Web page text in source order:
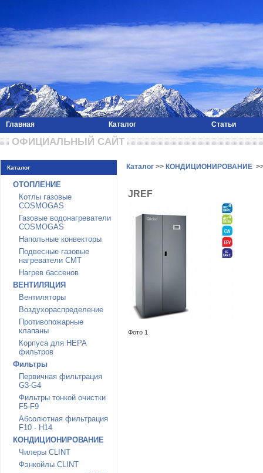
Главная Каталог Статьи
ОФИЦИАЛЬНЫЙ САЙТ
Каталог
ОТОПЛЕНИЕ
Котлы газовые
COSMOGAS
Газовые водонагреватели
COSMOGAS
Напольные конвекторы
Подвесные газовые
нагреватели CMT
Нагрев бассенов
ВЕНТИЛЯЦИЯ
Вентиляторы
Воздухораспределение
Противопожарные
клапаны
Корпуса для HEPA
фильтров
Фильтры
Первичная фильтрация
G3-G4
Фильтры тонкой очистки
F5-F9
Абсолютная фильтрация
F10 - H14
КОНДИЦИОНИРОВАНИЕ
Чилеры CLINT
Фэнкойлы CLINT
Каталог >> КОНДИЦИОНИРОВАНИЕ
JREF
Фото 1